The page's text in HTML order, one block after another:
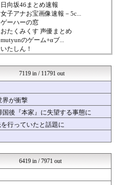
日向坂46まとめ速報
女子アナお宝画像速報－5c...
ゲーハーの窓
おたくみくす 声優まとめ
mutyunのゲーム+αブ...
いたしん！
なんまめ
日刊やきう速報
ネラーボイス
ああ言えばForYou
くまニュース
オレ的ゲーム速報＠刃
かぞくちゃんねる
SSまにあっくす！
ポーランドボール 翻訳
Red4 海外の反応まとめ
7119 in / 11791 out
界が衝撃
後『本家』に失望する事態に
行っていたと話題に
6419 in / 7971 out